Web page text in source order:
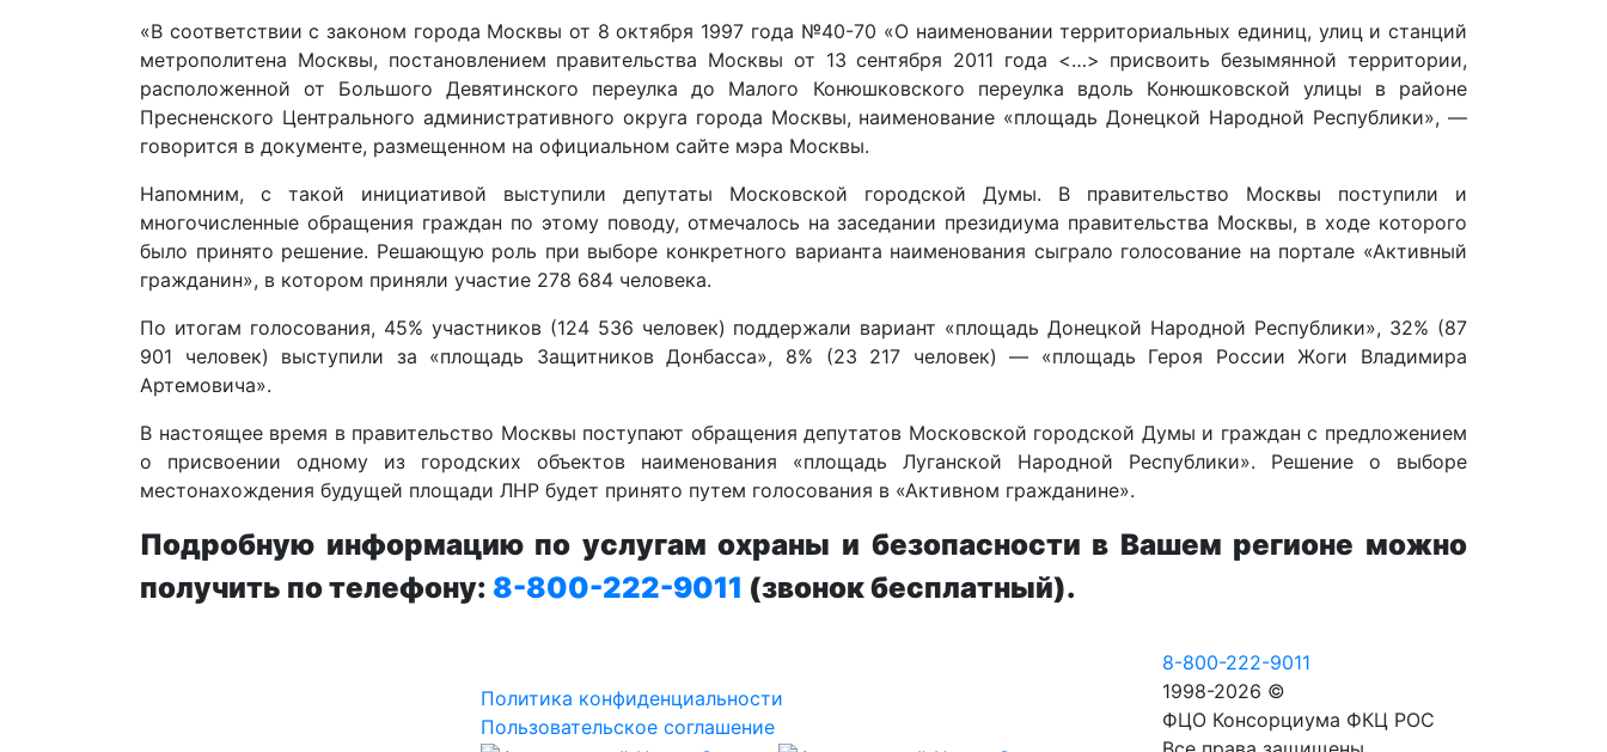
«В соответствии с законом города Москвы от 8 октября 1997 года №40-70 «О наименовании территориальных единиц, улиц и станций
метрополитена Москвы, постановлением правительства Москвы от 13 сентября 2011 года <…> присвоить безымянной территории,
расположенной от Большого Девятинского переулка до Малого Конюшковского переулка вдоль Конюшковской улицы в районе
Пресненского Центрального административного округа города Москвы, наименование «площадь Донецкой Народной Республики», —
говорится в документе, размещенном на официальном сайте мэра Москвы.
Напомним, с такой инициативой выступили депутаты Московской городской Думы. В правительство Москвы поступили и
многочисленные обращения граждан по этому поводу, отмечалось на заседании президиума правительства Москвы, в ходе которого
было принято решение. Решающую роль при выборе конкретного варианта наименования сыграло голосование на портале «Активный
гражданин», в котором приняли участие 278 684 человека.
По итогам голосования, 45% участников (124 536 человек) поддержали вариант «площадь Донецкой Народной Республики», 32% (87
901 человек) выступили за «площадь Защитников Донбасса», 8% (23 217 человек) — «площадь Героя России Жоги Владимира
Артемовича».
В настоящее время в правительство Москвы поступают обращения депутатов Московской городской Думы и граждан с предложением
о присвоении одному из городских объектов наименования «площадь Луганской Народной Республики». Решение о выборе
местонахождения будущей площади ЛНР будет принято путем голосования в «Активном гражданине».
Подробную информацию по услугам охраны и безопасности в Вашем регионе можно
получить по телефону: 8-800-222-9011 (звонок бесплатный).
Политика конфиденциальности
Пользовательское соглашение
8-800-222-9011
1998-2026 ©
ФЦО Консорциума ФКЦ РОС